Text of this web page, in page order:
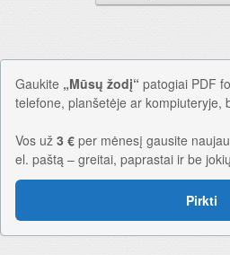
Gaukite „Mūsų žodį“ patogiai PDF
telefone, planšetėje ar kompiuteryje,
Vos už 3 € per mėnesį gausite
el. paštą – greitai, paprastai ir be
Pirkti